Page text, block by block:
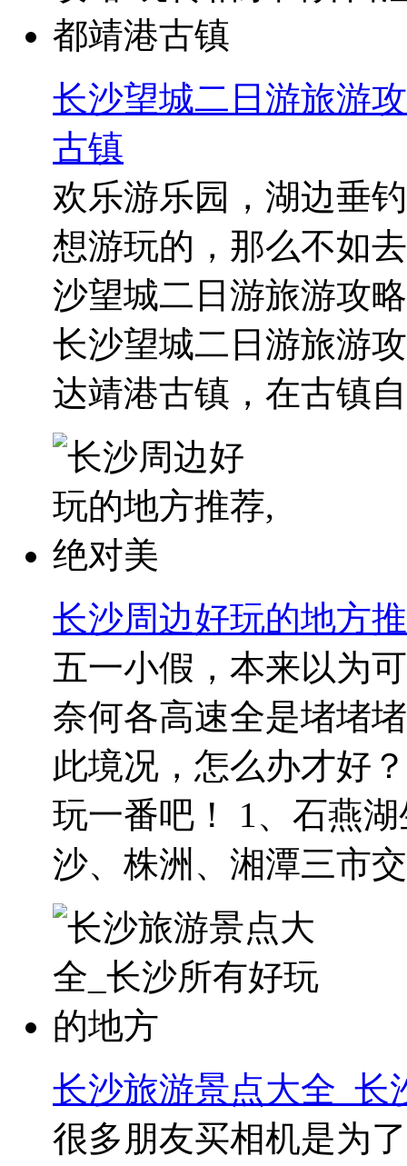
长沙望城二日游旅游
古镇
欢乐游乐园，湖边垂
想游玩的，那么不如
沙望城二日游旅游攻
长沙望城二日游旅游
达靖港古镇，在古镇
长沙周边好玩的地方
五一小假，本来以为
奈何各高速全是堵堵
此境况，怎么办才好
玩一番吧！ 1、石燕
沙、株洲、湘潭三市
长沙旅游景点大全_长
很多朋友买相机是为